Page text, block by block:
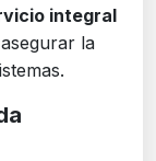
integral
la